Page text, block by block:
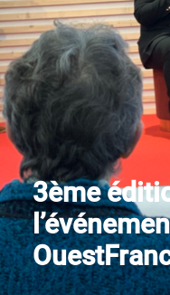
Ressources
Nous soutenir
Nous contacter
3ème